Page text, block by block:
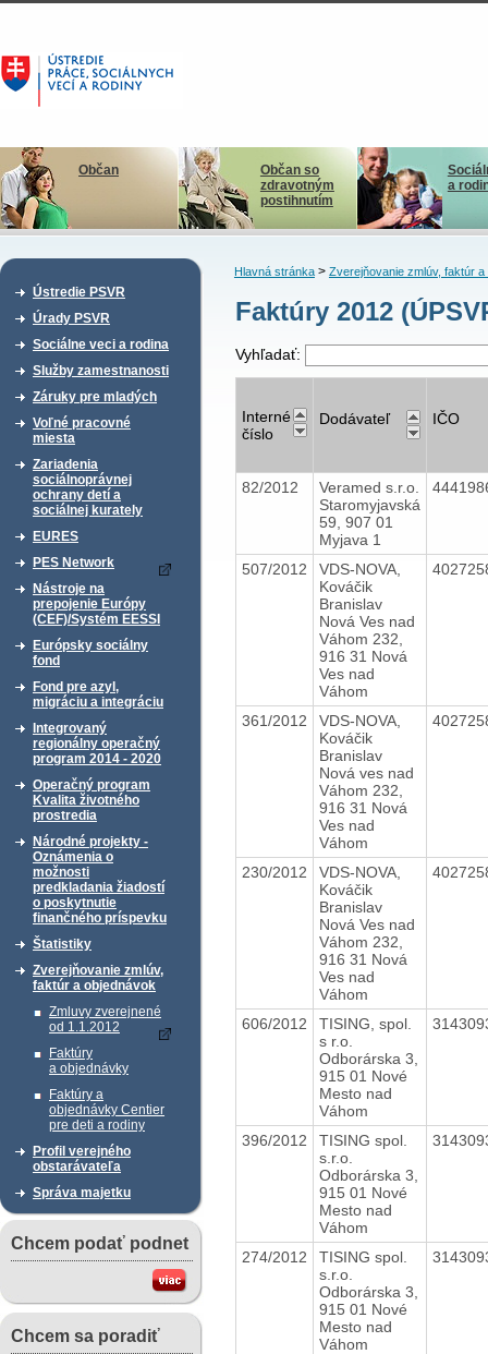
Občan
Občan so
zdravotným
postihnutím
a
Ústredie PSVR
Úrady PSVR
Sociálne veci a rodina
Služby zamestnanosti
Záruky pre mladých
Voľné pracovné
miesta
Zariadenia
sociálnoprávnej
ochrany detí a
sociálnej kurately
EURES
PES Network
Nástroje na
prepojenie Európy
(CEF)/Systém EESSI
Európsky sociálny
fond
Fond pre azyl,
migráciu a integráciu
Integrovaný
regionálny operačný
program 2014 - 2020
Operačný program
Kvalita životného
prostredia
Národné projekty -
Oznámenia o
možnosti
predkladania žiadostí
o poskytnutie
finančného príspevku
Štatistiky
Zverejňovanie zmlúv,
faktúr a objednávok
Zmluvy zverejnené
od 1.1.2012
Faktúry
a objednávky
Faktúry a
objednávky Centier
pre deti a rodiny
Profil verejného
obstarávateľa
Správa majetku
Chcem podať podnet
Chcem sa poradiť
Hlavná stránka> Zverejňovanie zmlúv, faktúr a
Faktúry 2012
Vyhľadať:
Interné
číslo
Dodávateľ IČO
82/2012
Veramed s.r.o.
Staromyjavská
59, 907 01
Myjava 1
507/2012
VDS-NOVA,
Kováčik
Branislav
Nová Ves nad
Váhom 232,
916 31 Nová
Ves nad
Váhom
361/2012
VDS-NOVA,
Kováčik
Branislav
Nová ves nad
Váhom 232,
916 31 Nová
Ves nad
Váhom
230/2012
VDS-NOVA,
Kováčik
Branislav
Nová Ves nad
Váhom 232,
916 31 Nová
Ves nad
Váhom
606/2012
TISING, spol.
s r.o.
Odborárska 3,
915 01 Nové
Mesto nad
Váhom
396/2012
TISING spol.
s.r.o.
Odborárska 3,
915 01 Nové
Mesto nad
Váhom
274/2012
TISING spol.
s.r.o.
Odborárska 3,
915 01 Nové
Mesto nad
Váhom